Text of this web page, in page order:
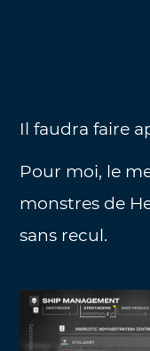
Il faudra faire
Pour moi, le
monstres de
sans recul.